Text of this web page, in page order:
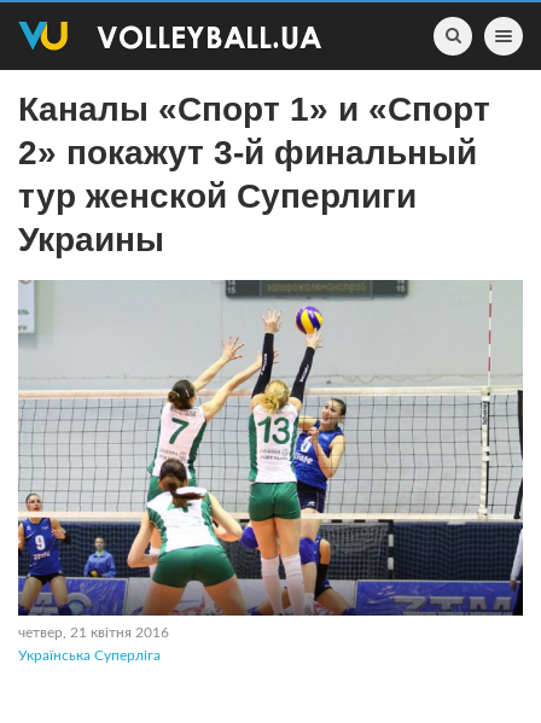
Toggle
Каналы «Спорт 1» и «Спорт
2» покажут 3-й финальный
тур женской Суперлиги
Украины
четвер, 21 квітня 2016
Українська Суперліга